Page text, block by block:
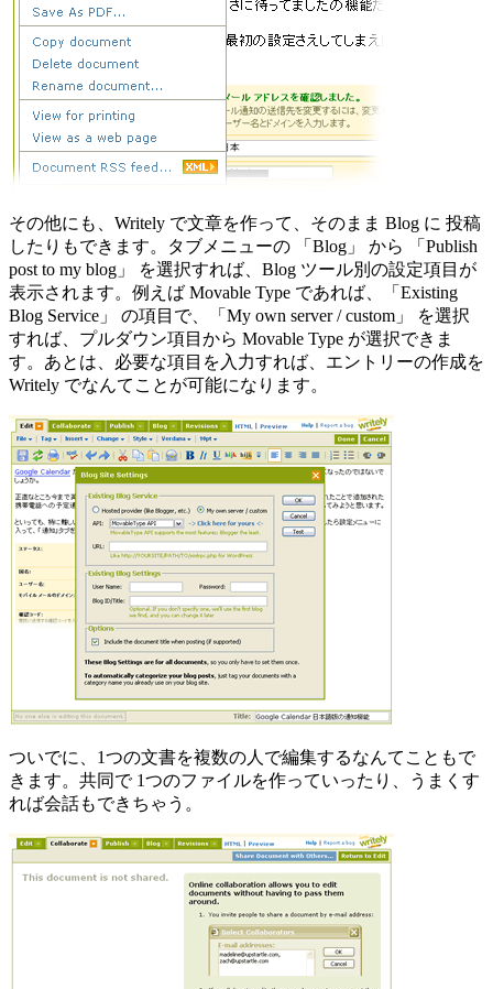
その他にも、Writely で文章を作って、そのまま Blog に 投稿
したりもできます。タブメニューの 「Blog」 から 「Publish
post to my blog」 を選択すれば、Blog ツール別の設定項目が
表示されます。例えば Movable Type であれば、「Existing
Blog Service」 の項目で、「My own server / custom」 を選択
すれば、プルダウン項目から Movable Type が選択できま
す。あとは、必要な項目を入力すれば、エントリーの作成を
Writely でなんてことが可能になります。
ついでに、1つの文書を複数の人で編集するなんてこともで
きます。共同で 1つのファイルを作っていったり、うまくす
れば会話もできちゃう。